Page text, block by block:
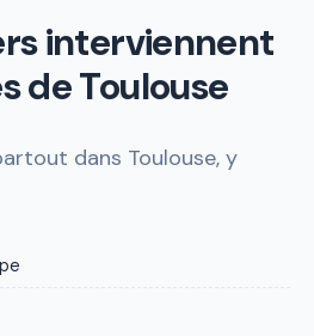
interviennent
de Toulouse
dans Toulouse, y